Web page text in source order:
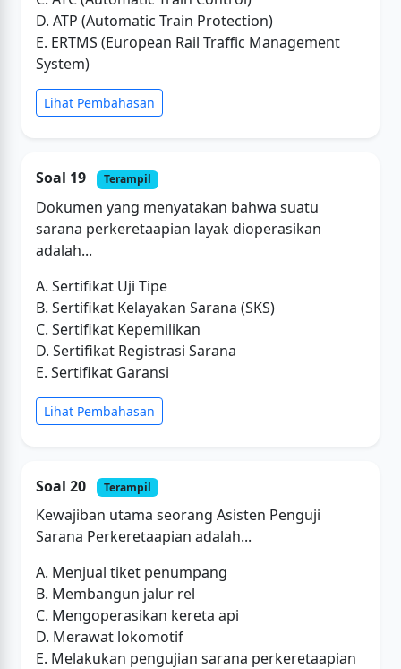
D. ATP (Automatic Train Protection)
E. ERTMS (European Rail Traffic Management
System)
Lihat Pembahasan
Soal 19 Terampil
Dokumen yang menyatakan bahwa suatu
sarana perkeretaapian layak dioperasikan
adalah...
A. Sertifikat Uji Tipe
B. Sertifikat Kelayakan Sarana (SKS)
C. Sertifikat Kepemilikan
D. Sertifikat Registrasi Sarana
E. Sertifikat Garansi
Lihat Pembahasan
Soal 20 Terampil
Kewajiban utama seorang Asisten Penguji
Sarana Perkeretaapian adalah...
A. Menjual tiket penumpang
B. Membangun jalur rel
C. Mengoperasikan kereta api
D. Merawat lokomotif
E. Melakukan pengujian sarana perkeretaapian